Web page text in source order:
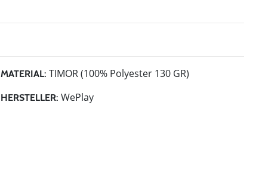
MATERIAL: TIMOR (100% Polyester 130 GR)
HERSTELLER: WePlay